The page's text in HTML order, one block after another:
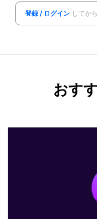
登録 / ログイン してか
おす